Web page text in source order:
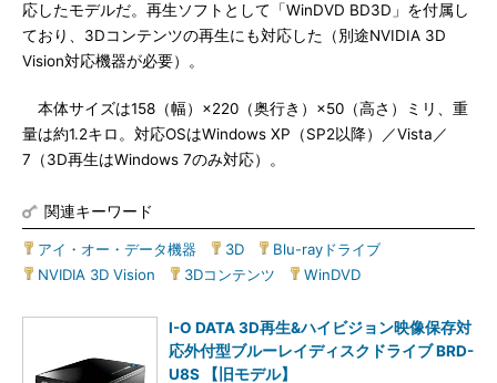
応したモデルだ。再生ソフトとして「WinDVD BD3D」を付属し
ており、3Dコンテンツの再生にも対応した（別途NVIDIA 3D
Vision対応機器が必要）。
本体サイズは158（幅）×220（奥行き）×50（高さ）ミリ、重
量は約1.2キロ。対応OSはWindows XP（SP2以降）／Vista／
7（3D再生はWindows 7のみ対応）。
関連キーワード
アイ・オー・データ機器 3D Blu-rayドライブ
NVIDIA 3D Vision
3Dコンテンツ WinDVD
I-O DATA 3D再生&ハイビジョン映像保存対
応外付型ブルーレイディスクドライブ BRD-
U8S 【旧モデル】